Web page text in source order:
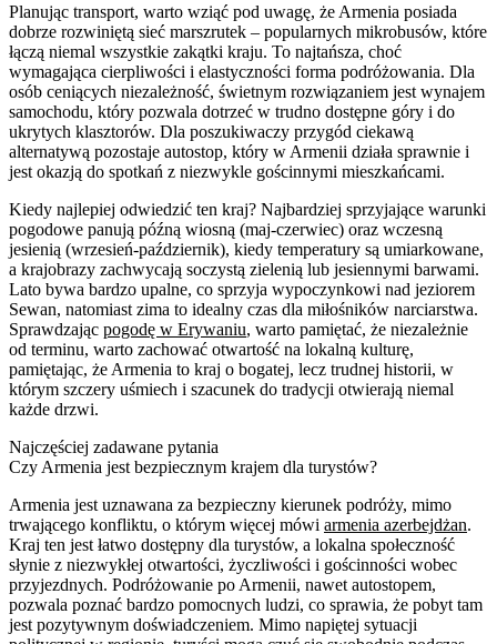
Planując transport, warto wziąć pod uwagę, że Armenia posiada
dobrze rozwiniętą sieć marszrutek – popularnych mikrobusów, które
łączą niemal wszystkie zakątki kraju. To najtańsza, choć
wymagająca cierpliwości i elastyczności forma podróżowania. Dla
osób ceniących niezależność, świetnym rozwiązaniem jest wynajem
samochodu, który pozwala dotrzeć w trudno dostępne góry i do
ukrytych klasztorów. Dla poszukiwaczy przygód ciekawą
alternatywą pozostaje autostop, który w Armenii działa sprawnie i
jest okazją do spotkań z niezwykle gościnnymi mieszkańcami.
Kiedy najlepiej odwiedzić ten kraj? Najbardziej sprzyjające warunki
pogodowe panują późną wiosną (maj-czerwiec) oraz wczesną
jesienią (wrzesień-październik), kiedy temperatury są umiarkowane,
a krajobrazy zachwycają soczystą zielenią lub jesiennymi barwami.
Lato bywa bardzo upalne, co sprzyja wypoczynkowi nad jeziorem
Sewan, natomiast zima to idealny czas dla miłośników narciarstwa.
Sprawdzając pogodę w Erywaniu, warto pamiętać, że niezależnie
od terminu, warto zachować otwartość na lokalną kulturę,
pamiętając, że Armenia to kraj o bogatej, lecz trudnej historii, w
którym szczery uśmiech i szacunek do tradycji otwierają niemal
każde drzwi.
Najczęściej zadawane pytania
Czy Armenia jest bezpiecznym krajem dla turystów?
Armenia jest uznawana za bezpieczny kierunek podróży, mimo
trwającego konfliktu, o którym więcej mówi armenia azerbejdżan.
Kraj ten jest łatwo dostępny dla turystów, a lokalna społeczność
słynie z niezwykłej otwartości, życzliwości i gościnności wobec
przyjezdnych. Podróżowanie po Armenii, nawet autostopem,
pozwala poznać bardzo pomocnych ludzi, co sprawia, że pobyt tam
jest pozytywnym doświadczeniem. Mimo napiętej sytuacji